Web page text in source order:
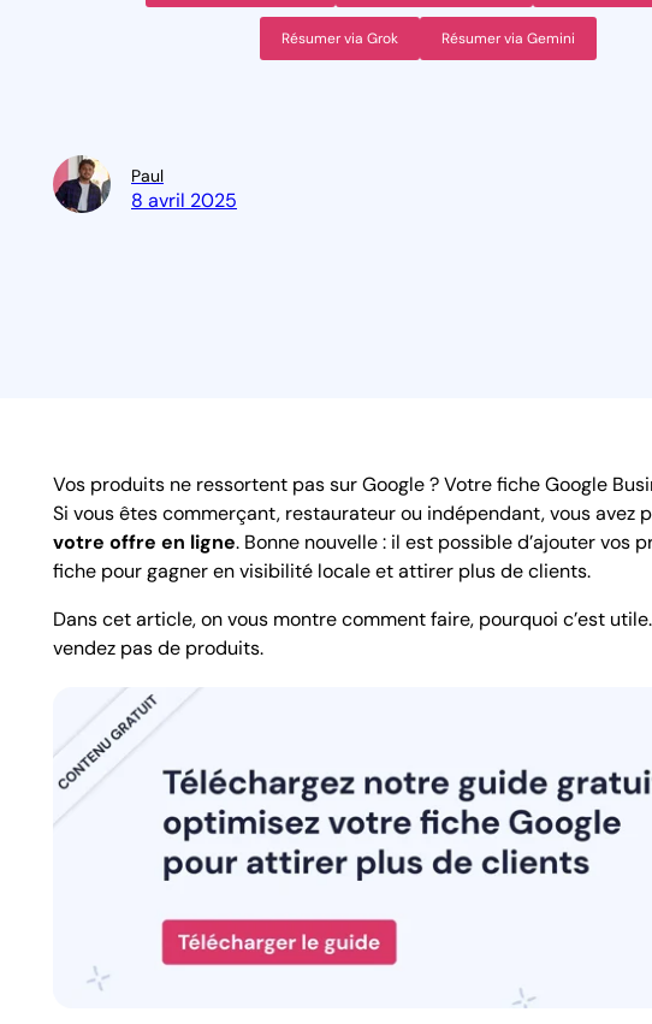
Résumer via Grok Résumer via Gemini
Paul
8 avril 2025
Vos produits ne ressortent pas sur Google ? Votre fiche Google
Si vous êtes commerçant, restaurateur ou indépendant, vous avez
votre offre en ligne. Bonne nouvelle : il est possible d’ajouter
fiche pour gagner en visibilité locale et attirer plus de clients.
Dans cet article, on vous montre comment faire, pourquoi c’est
vendez pas de produits.